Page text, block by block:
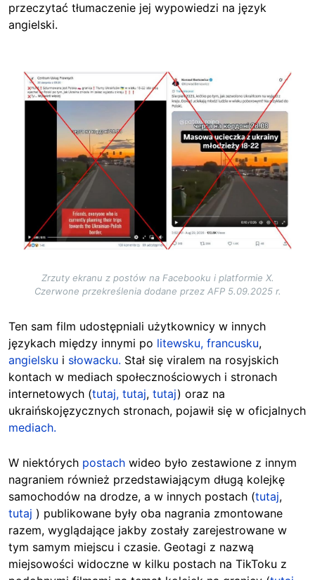
przeczytać tłumaczenie jej wypowiedzi na język
angielski.
Image
Zrzuty ekranu z postów na Facebooku i platformie X.
Czerwone przekreślenia dodane przez AFP 5.09.2025 r.
Ten sam film udostępniali użytkownicy w innych
językach między innymi po litewsku, francusku,
angielsku i słowacku. Stał się viralem na rosyjskich
kontach w mediach społecznościowych i stronach
internetowych (tutaj, tutaj, tutaj) oraz na
ukraińskojęzycznych stronach, pojawił się w oficjalnych
mediach.
W niektórych postach wideo było zestawione z innym
nagraniem również przedstawiającym długą kolejkę
samochodów na drodze, a w innych postach (tutaj,
tutaj ) publikowane były oba nagrania zmontowane
razem, wyglądające jakby zostały zarejestrowane w
tym samym miejscu i czasie. Geotagi z nazwą
miejsowości widoczne w kilku postach na TikToku z